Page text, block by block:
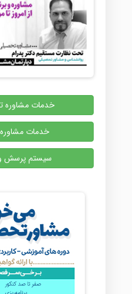
خدمات مشاوره
خدمات
سیستم پرسش